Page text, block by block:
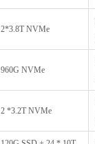
2*3.8T NVMe
960G NVMe
2 *3.2T NVMe